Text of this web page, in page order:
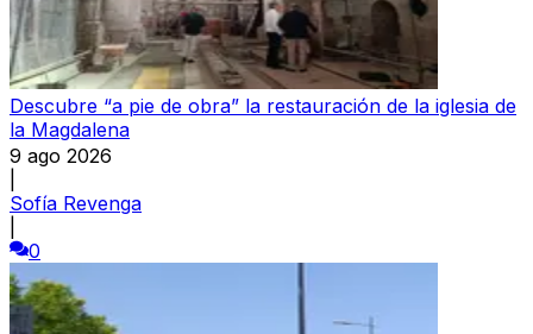
Descubre “a pie de obra” la restauración de la iglesia de
la Magdalena
9 ago 2026
Sofía Revenga
0